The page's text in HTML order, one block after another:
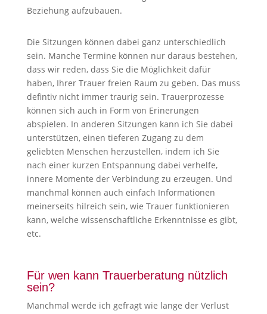
Beziehung aufzubauen.
Die Sitzungen können dabei ganz unterschiedlich
sein. Manche Termine können nur daraus bestehen,
dass wir reden, dass Sie die Möglichkeit dafür
haben, Ihrer Trauer freien Raum zu geben. Das muss
defintiv nicht immer traurig sein. Trauerprozesse
können sich auch in Form von Erinerungen
abspielen. In anderen Sitzungen kann ich Sie dabei
unterstützen, einen tieferen Zugang zu dem
geliebten Menschen herzustellen, indem ich Sie
nach einer kurzen Entspannung dabei verhelfe,
innere Momente der Verbindung zu erzeugen. Und
manchmal können auch einfach Informationen
meinerseits hilreich sein, wie Trauer funktionieren
kann, welche wissenschaftliche Erkenntnisse es gibt,
etc.
Für wen kann Trauerberatung nützlich
sein?
Manchmal werde ich gefragt wie lange der Verlust